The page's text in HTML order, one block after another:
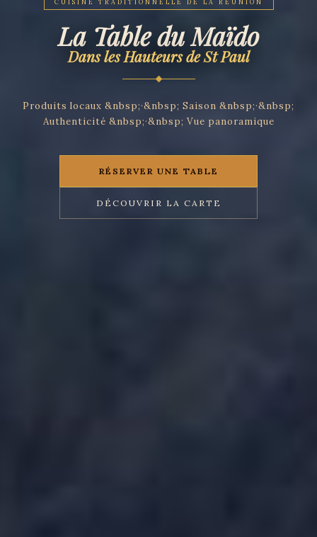
CUISINE TRADITIONNELLE DE LA RÉUNION
La Table du Maïdo
Dans les Hauteurs de St Paul
Produits locaux &nbsp;·&nbsp; Saison &nbsp;·&nbsp;
Authenticité &nbsp;·&nbsp; Vue panoramique
RÉSERVER UNE TABLE
DÉCOUVRIR LA CARTE